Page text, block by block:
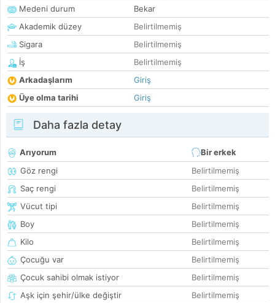
Medeni durum
Bekar
Akademik düzey
Belirtilmemiş
Sigara
Belirtilmemiş
İş
Belirtilmemiş
Arkadaşlarım
Giriş
Üye olma tarihi
Giriş
Daha fazla detay
Arıyorum
Bir erkek
Göz rengi
Belirtilmemiş
Saç rengi
Belirtilmemiş
Vücut tipi
Belirtilmemiş
Boy
Belirtilmemiş
Kilo
Belirtilmemiş
Çocuğu var
Belirtilmemiş
Çocuk sahibi olmak istiyor
Belirtilmemiş
Aşk için şehir/ülke değiştir
Belirtilmemiş